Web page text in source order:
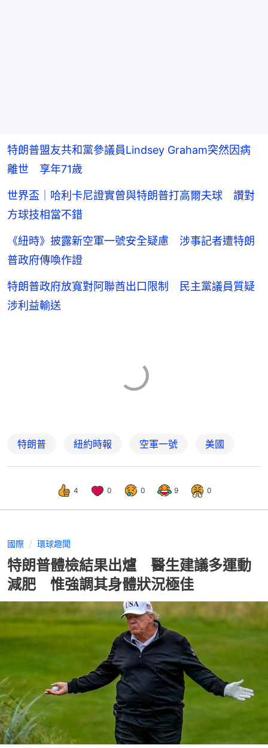
特朗普盟友共和黨參議員Lindsey Graham突然因病
離世 享年71歲
世界盃｜哈利卡尼證實曾與特朗普打高爾夫球 讚對
方球技相當不錯
《紐時》披露新空軍一號安全疑慮 涉事記者遭特朗
普政府傳喚作證
特朗普政府放寬對阿聯酋出口限制 民主黨議員質疑
涉利益輸送
特朗普 紐約時報 空軍一號 美國
4 0 0 9 0
國際 環球趣聞
特朗普體檢結果出爐 醫生建議多運動
減肥 惟強調其身體狀況極佳